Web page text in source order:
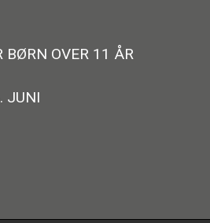
BØRN OVER 11 ÅR
JUNI